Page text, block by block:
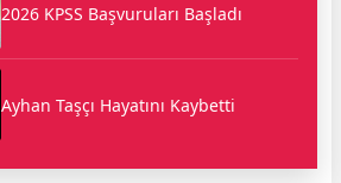
2026 KPSS Başvuruları Başladı
Ayhan Taşçı Hayatını Kaybetti